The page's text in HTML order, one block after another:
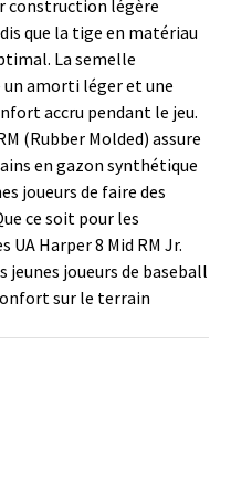
construction légère
que la tige en matériau
La semelle
un amorti léger et une
accru pendant le jeu.
(Rubber Molded) assure
en gazon synthétique
joueurs de faire des
ce soit pour les
Harper 8 Mid RM Jr.
joueurs de baseball
sur le terrain